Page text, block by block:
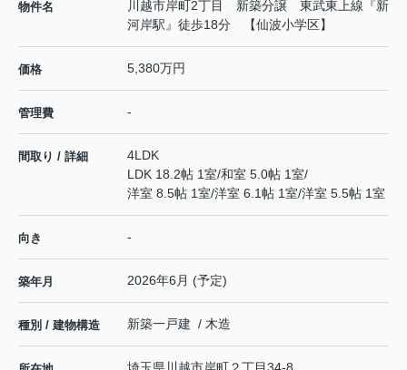
物件名
川越市岸町2丁目 新築分譲 東武東上線『新
河岸駅』徒歩18分 【仙波小学区】
価格 5,380万円
管理費 -
間取り / 詳細
4LDK
LDK 18.2帖 1室/和室 5.0帖 1室/
洋室 8.5帖 1室/洋室 6.1帖 1室/洋室 5.5帖 1室
向き -
築年月 2026年6月 (予定)
種別 / 建物構造 新築一戸建 / 木造